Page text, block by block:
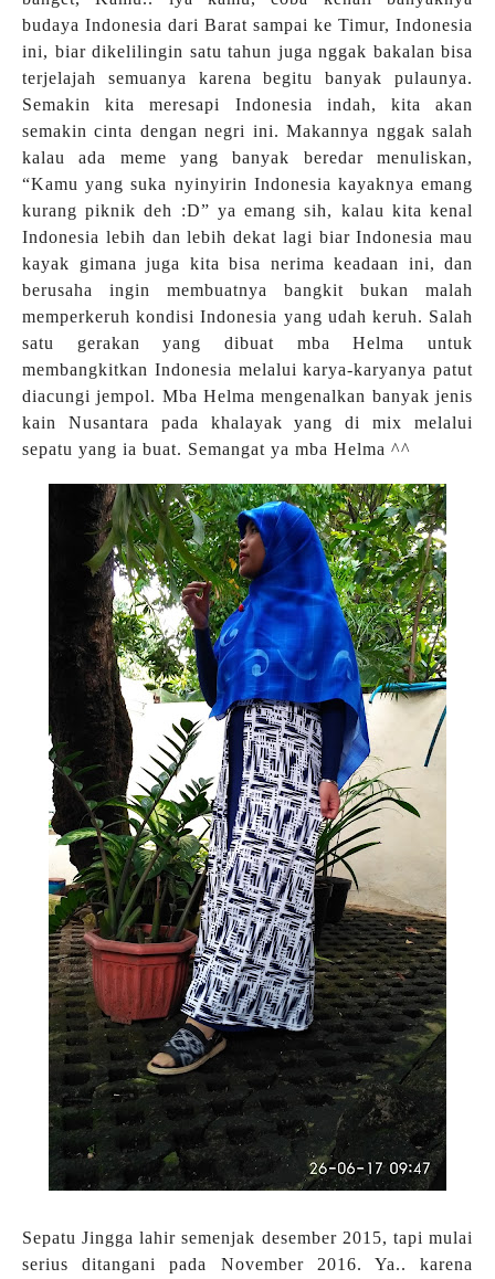
budaya Indonesia dari Barat sampai ke Timur, Indonesia
ini, biar dikelilingin satu tahun juga nggak bakalan bisa
terjelajah semuanya karena begitu banyak pulaunya.
Semakin kita meresapi Indonesia indah, kita akan
semakin cinta dengan negri ini. Makannya nggak salah
kalau ada meme yang banyak beredar menuliskan,
“Kamu yang suka nyinyirin Indonesia kayaknya emang
kurang piknik deh :D” ya emang sih, kalau kita kenal
Indonesia lebih dan lebih dekat lagi biar Indonesia mau
kayak gimana juga kita bisa nerima keadaan ini, dan
berusaha ingin membuatnya bangkit bukan malah
memperkeruh kondisi Indonesia yang udah keruh. Salah
satu gerakan yang dibuat mba Helma untuk
membangkitkan Indonesia melalui karya-karyanya patut
diacungi jempol. Mba Helma mengenalkan banyak jenis
kain Nusantara pada khalayak yang di mix melalui
sepatu yang ia buat. Semangat ya mba Helma ^^
Sepatu Jingga lahir semenjak desember 2015, tapi mulai
serius ditangani pada November 2016. Ya.. karena